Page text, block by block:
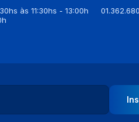
às 11:30hs - 13:00h